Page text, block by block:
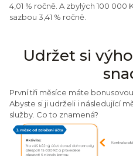
4,01 % ročně. A zbylých 100
sazbou 3,41 % ročně.
Udržet si
První tři měsíce máte
Abyste si ji udrželi i následující
služby. Co to znamená?